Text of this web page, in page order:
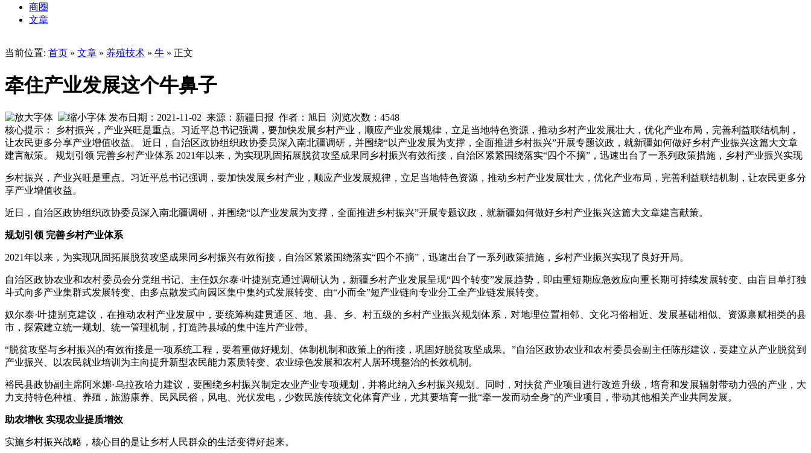
商圈
文章
当前位置: 首页 » 文章 » 养殖技术 » 牛 » 正文
牵住产业发展这个牛鼻子
发布日期：2021-11-02 来源：新疆日报 作者：旭日 浏览次数： 4548
核心提示： 乡村振兴，产业兴旺是重点。习近平总书记强调，要加快发展乡村产业，顺应产业发展规律，立足当地特色资源，推动乡村产业发展壮大，优化产业布局，完善利益联结机制，
让农民更多分享产业增值收益。 近日，自治区政协组织政协委员深入南北疆调研，并围绕“以产业发展为支撑，全面推进乡村振兴”开展专题议政，就新疆如何做好乡村产业振兴这篇大文章
建言献策。 规划引领 完善乡村产业体系 2021年以来，为实现巩固拓展脱贫攻坚成果同乡村振兴有效衔接，自治区紧紧围绕落实“四个不摘”，迅速出台了一系列政策措施，乡村产业振兴实现
乡村振兴，产业兴旺是重点。习近平总书记强调，要加快发展乡村产业，顺应产业发展规律，立足当地特色资源，推动乡村产业发展壮大，优化产业布局，完善利益联结机制，让农民更多分
享产业增值收益。
近日，自治区政协组织政协委员深入南北疆调研，并围绕“以产业发展为支撑，全面推进乡村振兴”开展专题议政，就新疆如何做好乡村产业振兴这篇大文章建言献策。
规划引领 完善乡村产业体系
2021年以来，为实现巩固拓展脱贫攻坚成果同乡村振兴有效衔接，自治区紧紧围绕落实“四个不摘”，迅速出台了一系列政策措施，乡村产业振兴实现了良好开局。
自治区政协农业和农村委员会分党组书记、主任奴尔泰·叶捷别克通过调研认为，新疆乡村产业发展呈现“四个转变”发展趋势，即由重短期应急效应向重长期可持续发展转变、由盲目单打独
斗式向多产业集群式发展转变、由多点散发式向园区集中集约式发展转变、由“小而全”短产业链向专业分工全产业链发展转变。
奴尔泰·叶捷别克建议，在推动农村产业发展中，要统筹构建贯通区、地、县、乡、村五级的乡村产业振兴规划体系，对地理位置相邻、文化习俗相近、发展基础相似、资源禀赋相类的县
市，探索建立统一规划、统一管理机制，打造跨县域的集中连片产业带。
“脱贫攻坚与乡村振兴的有效衔接是一项系统工程，要着重做好规划、体制机制和政策上的衔接，巩固好脱贫攻坚成果。”自治区政协农业和农村委员会副主任陈彤建议，要建立从产业脱贫到
产业振兴、以农民就业培训为主向提升新型农民能力素质转变、农业绿色发展和农村人居环境整治的长效机制。
裕民县政协副主席阿米娜·乌拉孜哈力建议，要围绕乡村振兴制定农业产业专项规划，并将此纳入乡村振兴规划。同时，对扶贫产业项目进行改造升级，培育和发展辐射带动力强的产业，大
力支持特色种植、养殖，旅游康养、民风民俗，风电、光伏发电，少数民族传统文化体育产业，尤其要培育一批“牵一发而动全身”的产业项目，带动其他相关产业共同发展。
助农增收 实现农业提质增效
实施乡村振兴战略，核心目的是让乡村人民群众的生活变得好起来。